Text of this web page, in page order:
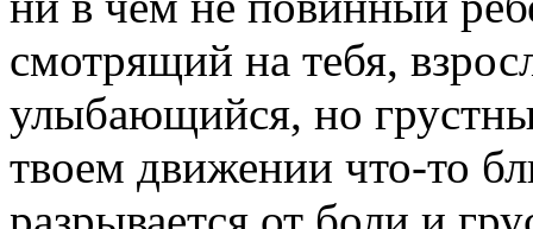
смотрящий на тебя,
улыбающийся, но
твоем движении что-то